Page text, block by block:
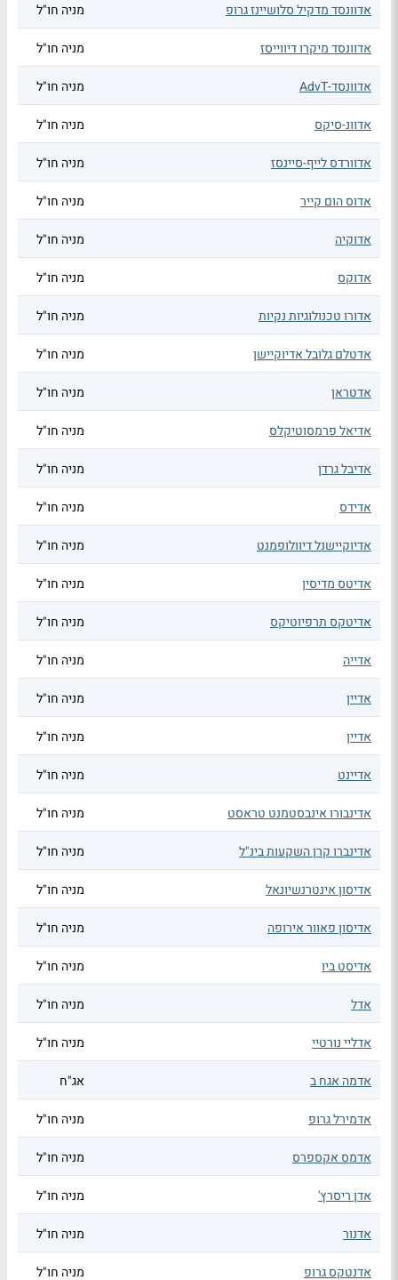
אדוונסד מדקיל סלושיינז גרופ מניה חו"ל
אדוונסד מיקרו דיווייסז מניה חו"ל
אדוונסד-AdvT מניה חו"ל
אדוונ-סיקס מניה חו"ל
אדוורדס לייף-סיינסז מניה חו"ל
אדוס הום קייר מניה חו"ל
אדוקיה מניה חו"ל
אדוקס מניה חו"ל
אדורו טכנולוגיות נקיות מניה חו"ל
אדטלם גלובל אדיוקיישן מניה חו"ל
אדטראן מניה חו"ל
אדיאל פרמסוטיקלס מניה חו"ל
אדיבל גרדן מניה חו"ל
אדידס מניה חו"ל
אדיוקיישנל דיוולופמנט מניה חו"ל
אדיטס מדיסין מניה חו"ל
אדיטקס תרפיוטיקס מניה חו"ל
אדייה מניה חו"ל
אדיין מניה חו"ל
אדיין מניה חו"ל
אדיינט מניה חו"ל
אדינבורו אינבסטמנט טראסט מניה חו"ל
אדינברו קרן השקעות בינ"ל מניה חו"ל
אדיסון אינטרנשיונאל מניה חו"ל
אדיסון פאוור אירופה מניה חו"ל
אדיסט ביו מניה חו"ל
אדל מניה חו"ל
אדליי נורטיי מניה חו"ל
אדמה אגח ב אג"ח
אדמירל גרופ מניה חו"ל
אדמס אקספרס מניה חו"ל
אדן ריסרץ' מניה חו"ל
אדנור מניה חו"ל
אדנטקס גרופ מניה חו"ל